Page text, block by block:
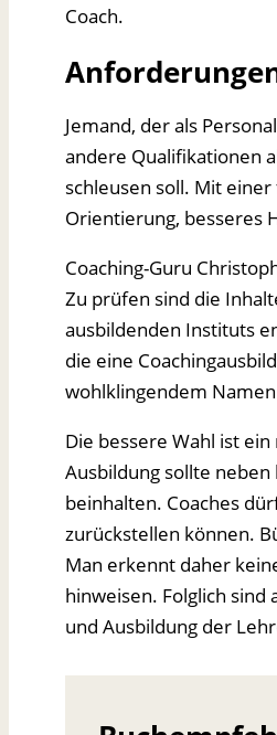
Coach.
Jemand, der als
andere Qualifikationen
schleusen soll. Mit
Orientierung, besseres
Coaching-Guru
Zu prüfen sind die
ausbildenden Instituts
die eine
wohlklingendem
Die bessere Wahl ist
Ausbildung sollte
beinhalten. Coaches
zurückstellen können.
Man erkennt daher
hinweisen. Folglich
und Ausbildung der